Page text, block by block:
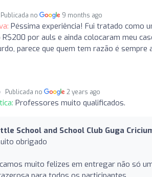
Publicada no 9 months ago
Péssima experiência! Fui tratado como
por auls e ainda colocaram meu
parece que quem tem razão é
Publicada no 2 years ago
Professores muito qualificados.
School and School Club Guga
obrigado
muito felizes em entregar não só